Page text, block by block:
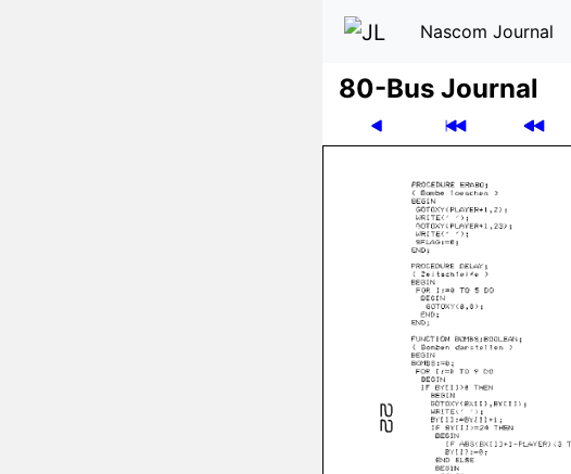
Nascom Journal
80-Bus Journal